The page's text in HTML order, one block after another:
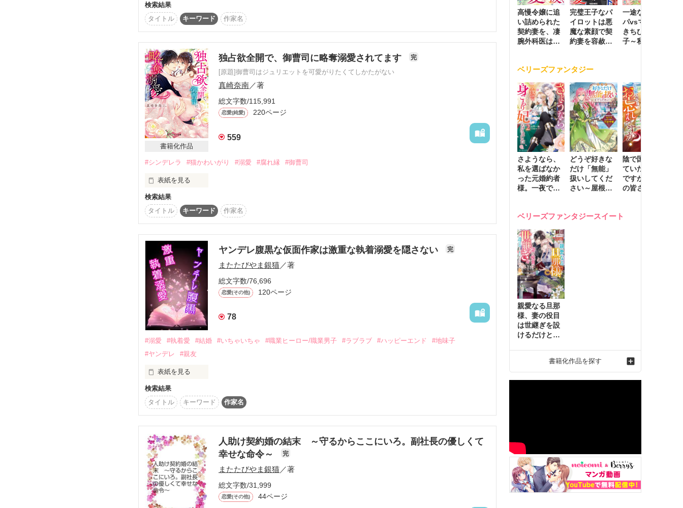
********
君の事がスキだから
魔法をかけていく
そして
もしも
君が『約束』を思い出したら
十年後
この場所で また逢おう
サクラ舞い散る この場所で
********
検索結果
タイトル
キーワード 作家名
書籍化作品
独占欲全開で、御曹司に略奪溺愛されてます 完
[原題]御曹司はジュリエットを可愛がりたくてしかたがない
真崎奈南／著
総文字数/115,991
恋愛(純愛) 220ページ
559
#シンデレラ #猫かわいがり #溺愛 #腐れ縁 #御曹司
表紙を見る
疎遠になりつつあった両親から突き付けられたのは、
いわゆる“政略結婚”だった。
そんな結婚も、そんな結婚をさせようとする親も嫌だった。
ひと泡吹かせてやりたいと声を荒げた私に、
「お前は両親に、
俺が好きだと言えばいい。
倉渕のとこのひとり息子と付き合ってる。
彼がそう言った。
最強の一手すぎて使えない。
そう思ったのに……、
検索結果
タイトル
キーワード 作家名
ヤンデレ腹黒な仮面作家は激重な執着溺愛を隠さない 完
またたびやま銀猫／著
総文字数/76,696
恋愛(その他) 120ページ
78
#溺愛 #執着愛 #結婚 #いちゃいちゃ #職業ヒーロー/職業男子 #ラブラブ #ハッピーエンド
#地味子
#ヤンデレ
#親友
表紙を見る
星森耀理（ほしもり　ひかり）
平凡な書店員。
×
月嶺史弥（つきみね　ふみや）
大人気作家。
三年前から耀理を愛し、彼女のために作品を書き続けている。
検索結果
タイトル
キーワード 作家名
人助け契約婚の結末 ～守るからここにいろ。副社長の優しくて
幸せな命令～
完
またたびやま銀猫／著
総文字数/31,999
恋愛(その他) 44ページ
高慢令嬢に追
い詰められた
契約妻を、凄
腕外科医はこ
完璧王子なパ
イロットは悪
魔な素顔で契
約妻を容赦な
一途な社長パ
パvsママ大好
きちびっこ息
子～私を捨て
ベリーズファンタジー
さようなら、
私を選ばなか
った元婚約者
様。一夜で大
ました２
どうぞ好きな
だけ「無能」
扱いしてくだ
さい～屋根裏
動かす万能令
陰で国を支え
ていたのは私
ですが、王家
の皆さんお忘
れ才女の辺境
ベリーズファンタジースイート
親愛なる旦那
様、妻の役目
は世継ぎを設
けるだけと聞
れ才女の幸せ
な結婚～2
書籍化作品を探す